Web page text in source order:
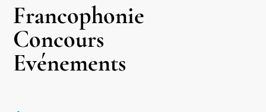
Francophonie
Concours
Evénements